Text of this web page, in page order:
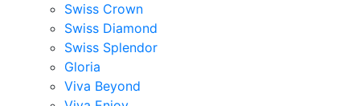
Swiss Crown
Swiss Diamond
Swiss Splendor
Gloria
Viva Beyond